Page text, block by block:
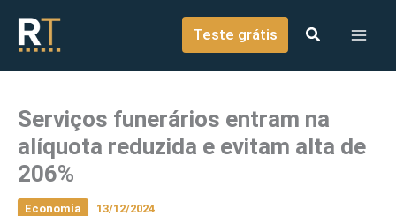
conteúdo
Teste grátis
Serviços funerários entram na
alíquota reduzida e evitam alta de
206%
Economia 13/12/2024